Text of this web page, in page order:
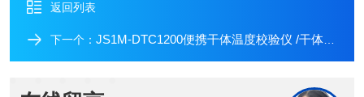
返回列表
下一个： JS1M-DTC1200便携干体温度校验仪 /干体温度校验仪价格/干体温度校验仪厂家